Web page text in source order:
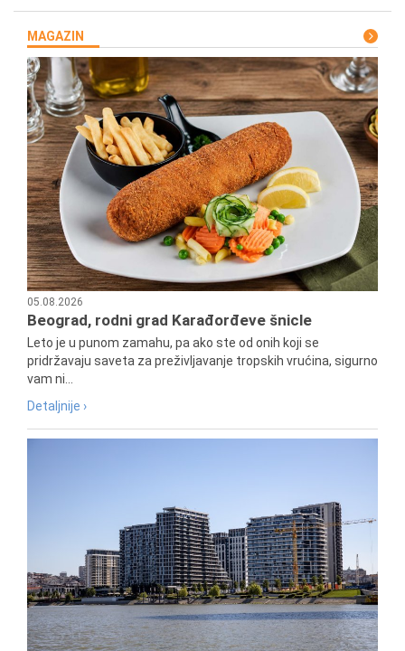
MAGAZIN
05.08.2026
Beograd, rodni grad Karađorđeve šnicle
Leto je u punom zamahu, pa ako ste od onih koji se
pridržavaju saveta za preživljavanje tropskih vrućina, sigurno
vam ni...
Detaljnije ›